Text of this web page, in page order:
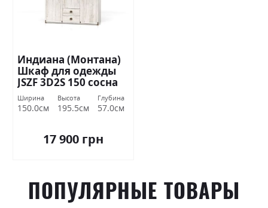
Индиана (Монтана)
Шкаф для одежды
JSZF 3D2S 150 сосна
каньон БРВ Украина
Ширина
150.0см
Высота
195.5см
Глубина
57.0см
17 900 грн
ПОПУЛЯРНЫЕ ТОВАРЫ